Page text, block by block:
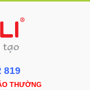
819
THƯỜNG